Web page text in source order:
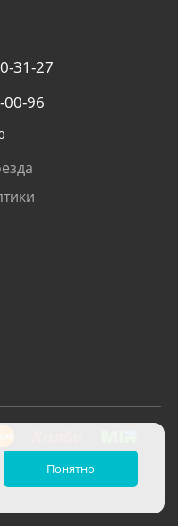
31-27
00-96
Понятно